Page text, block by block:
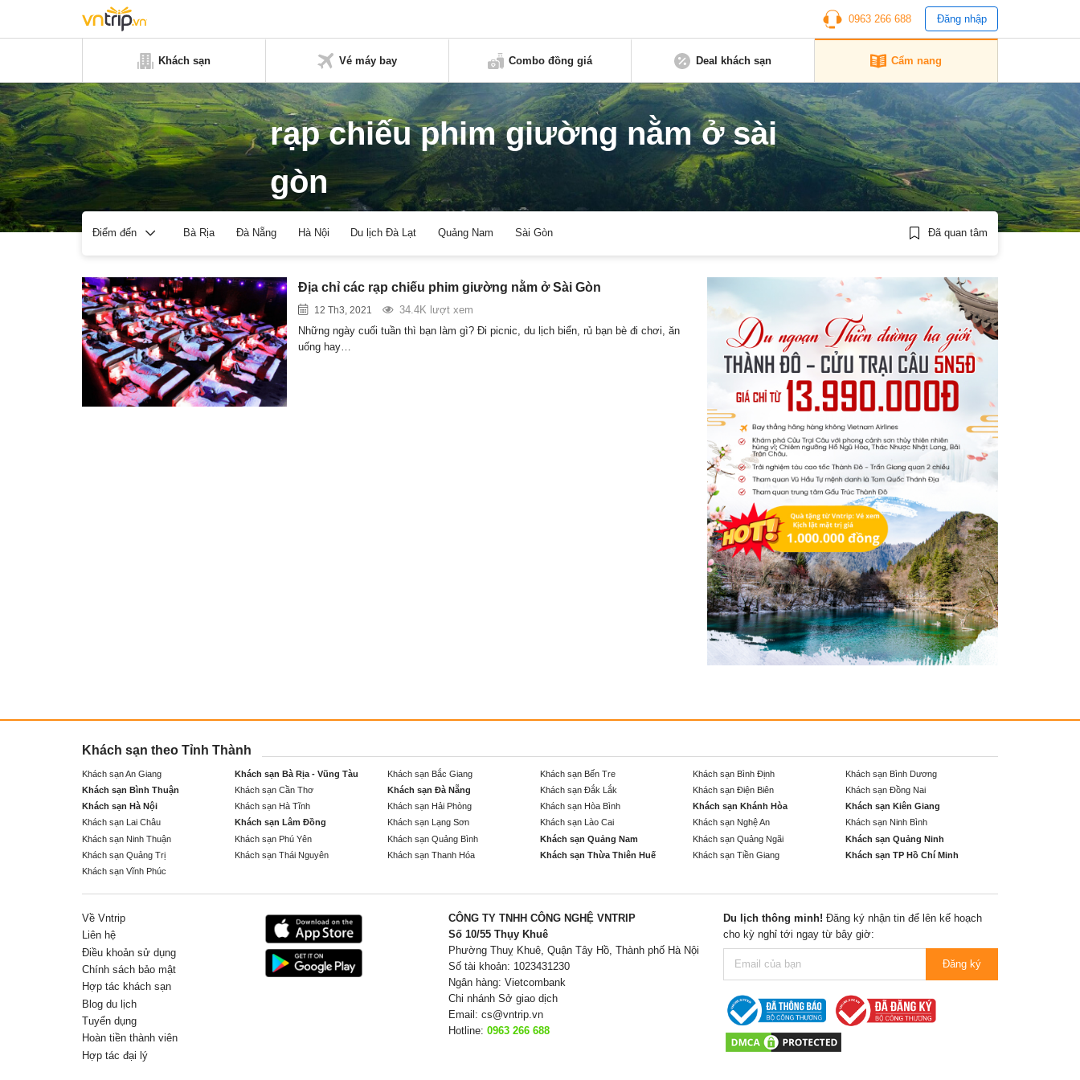
0963 266 688 Đăng nhập
Khách sạn Vé máy bay Combo đồng giá Deal khách sạn Cẩm nang
rạp chiếu phim giường nằm ở sài
gòn
Điểm đến Bà Rịa Đà Nẵng Hà Nội Du lịch Đà Lạt Quảng Nam Sài Gòn Đã quan tâm
Địa chỉ các rạp chiếu phim giường nằm ở Sài Gòn
12 Th3, 2021
34.4K lượt xem
Những ngày cuối tuần thì bạn làm gì? Đi picnic, du lịch biển, rủ bạn bè đi chơi, ăn
uống hay…
Khách sạn theo Tỉnh Thành
Khách sạn An Giang Khách sạn Bà Rịa - Vũng Tàu Khách sạn Bắc Giang Khách sạn Bến Tre Khách sạn Bình Định
Khách sạn Bình Dương
Khách sạn Bình Thuận
Khách sạn Cần Thơ Khách sạn Đà Nẵng Khách sạn Đắk Lắk Khách sạn Điện Biên
Khách sạn Đồng Nai
Khách sạn Hà Nội
Khách sạn Hà Tĩnh Khách sạn Hải Phòng Khách sạn Hòa Bình Khách sạn Khánh Hòa
Khách sạn Kiên Giang
Khách sạn Lai Châu
Khách sạn Lâm Đồng Khách sạn Lạng Sơn Khách sạn Lào Cai Khách sạn Nghệ An
Khách sạn Ninh Bình
Khách sạn Ninh Thuận
Khách sạn Phú Yên Khách sạn Quảng Bình Khách sạn Quảng Nam Khách sạn Quảng Ngãi
Khách sạn Quảng Ninh
Khách sạn Quảng Trị
Khách sạn Thái Nguyên Khách sạn Thanh Hóa Khách sạn Thừa Thiên Huế Khách sạn Tiền Giang
Khách sạn TP Hồ Chí Minh
Khách sạn Vĩnh Phúc
Về Vntrip
Liên hệ
Điều khoản sử dụng
Chính sách bảo mật
Hợp tác khách sạn
Blog du lịch
Tuyển dụng
Hoàn tiền thành viên
Hợp tác đại lý
CÔNG TY TNHH CÔNG NGHỆ VNTRIP
Số 10/55 Thụy Khuê
Phường Thuỵ Khuê, Quận Tây Hồ, Thành phố Hà Nội
Số tài khoản: 1023431230
Ngân hàng: Vietcombank
Chi nhánh Sở giao dịch
Email: cs@vntrip.vn
Hotline: 0963 266 688
Du lịch thông minh! Đăng ký nhận tin để lên kế hoạch
cho kỳ nghỉ tới ngay từ bây giờ:
Đăng ký